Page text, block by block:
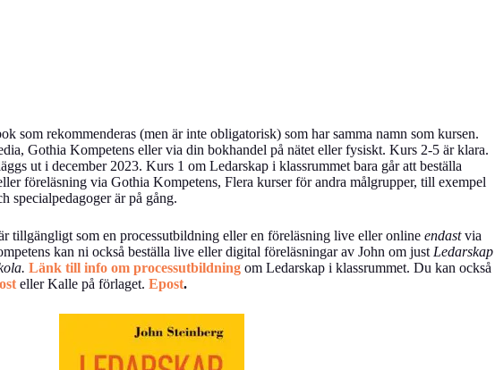
som rekommenderas (men är inte obligatorisk) som har samma namn som kursen.
Gothia Kompetens eller via din bokhandel på nätet eller fysiskt. Kurs 2-5 är klara.
ut i december 2023. Kurs 1 om Ledarskap i klassrummet bara går att beställa
föreläsning via Gothia Kompetens, Flera kurser för andra målgrupper, till exempel
specialpedagoger är på gång.
tillgängligt som en processutbildning eller en föreläsning live eller online endastvia
kan ni också beställa live eller digital föreläsningar av John om just Ledarskap
Länk till info om processutbildning om Ledarskap i klassrummet. Du kan också
eller Kalle på förlaget. Epost.